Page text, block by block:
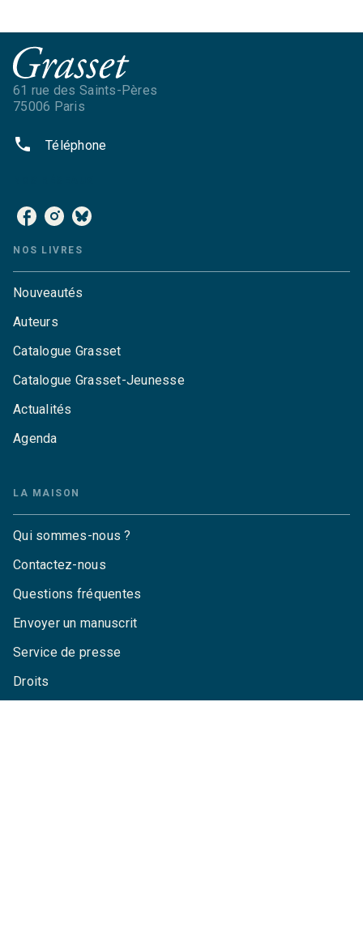
61 rue des Saints-Pères
75006 Paris
phone Téléphone
NOS LIVRES
Nouveautés
Auteurs
Catalogue Grasset
Catalogue Grasset-Jeunesse
Actualités
Agenda
LA MAISON
Qui sommes-nous ?
Contactez-nous
Questions fréquentes
Envoyer un manuscrit
Service de presse
Droits